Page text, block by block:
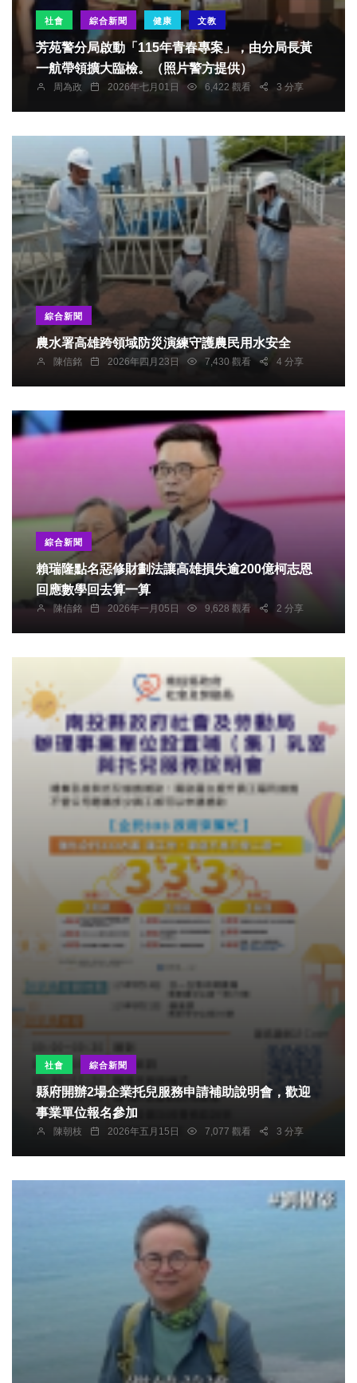
社會 綜合新聞 健康 文教
芳苑警分局啟動「115年青春專案」，由分局長黃
一航帶領擴大臨檢。（照片警方提供）
周為政 2026年七月01日 6,422 觀看 3 分享
綜合新聞
農水署高雄跨領域防災演練守護農民用水安全
陳信銘 2026年四月23日 7,430 觀看 4 分享
綜合新聞
賴瑞隆點名惡修財劃法讓高雄損失逾200億柯志恩
回應數學回去算一算
陳信銘 2026年一月05日 9,628 觀看 2 分享
社會 綜合新聞
縣府開辦2場企業托兒服務申請補助說明會，歡迎
事業單位報名參加
陳朝枝 2026年五月15日 7,077 觀看 3 分享